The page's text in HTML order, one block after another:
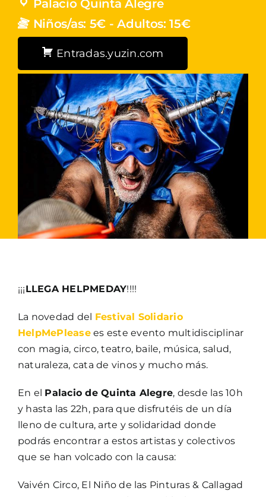
Palacio Quinta Alegre
Niños/as: 5€ - Adultos: 15€
Entradas.yuzin.com
¡¡¡LLEGA HELPMEDAY!!!!
La novedad del Festival Solidario
HelpMePleasees este evento multidisciplinar
con magia, circo, teatro, baile, música, salud,
naturaleza, cata de vinos y mucho más.
En el Palacio de Quinta Alegre, desde las 10h
y hasta las 22h, para que disfrutéis de un día
lleno de cultura, arte y solidaridad donde
podrás encontrar a estos artistas y colectivos
que se han volcado con la causa:
Vaivén Circo, El Niño de las Pinturas & Callagad